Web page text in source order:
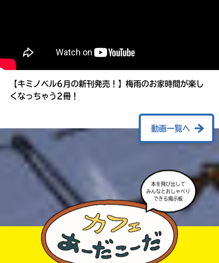
【キミノベル6月の新刊発売！】梅雨のお家時間が楽し
くなっちゃう2冊！
動画一覧へ
本を飛び出して
みんなとおしゃべり
できる掲示板